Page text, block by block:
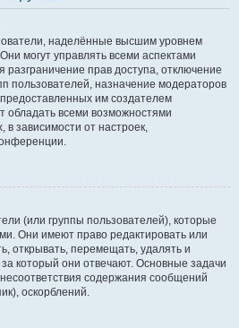
наделённые высшим уровнем
могут управлять всеми аспектами
прав доступа, отключение
пользователей, назначение модераторов
им создателем
обладать всеми возможностями
зависимости от настроек,
(или группы пользователей), которые
Они имеют право редактировать или
открывать, перемещать, удалять и
который они отвечают. Основные задачи
содержания сообщений
оскорблений.